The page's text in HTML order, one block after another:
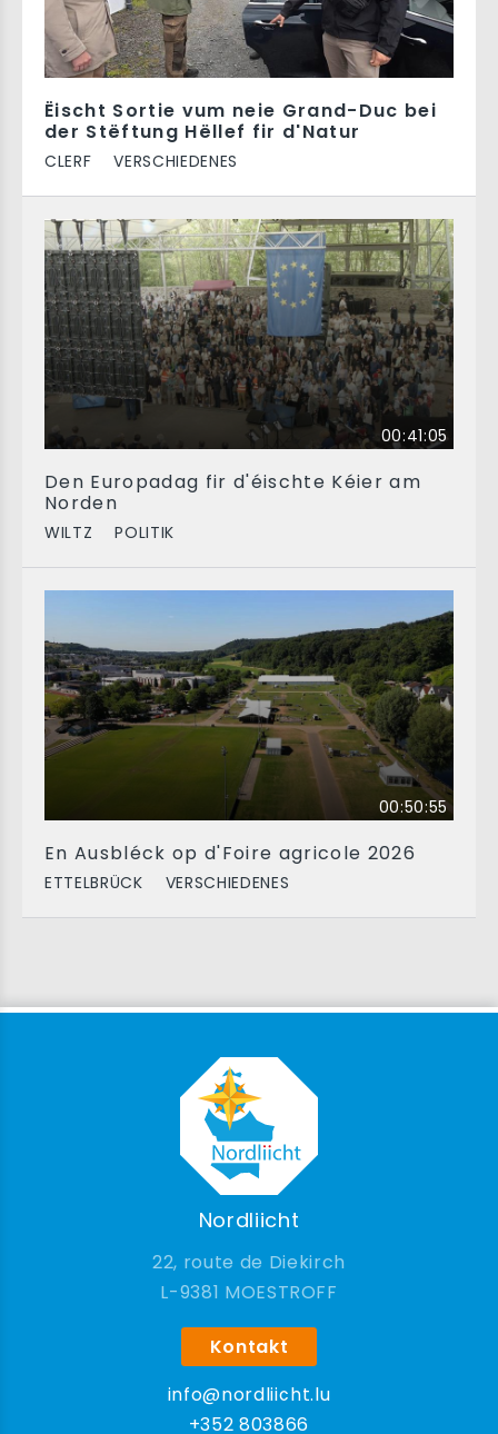
Ëischt Sortie vum neie Grand-Duc bei
der Stëftung Hëllef fir d'Natur
CLERF VERSCHIEDENES
00:41:05
Den Europadag fir d'éischte Kéier am
Norden
WILTZ POLITIK
00:50:55
En Ausbléck op d'Foire agricole 2026
ETTELBRÜCK VERSCHIEDENES
Nordliicht
22, route de Diekirch
9381 MOESTROFF
Kontakt
info@nordliicht.lu
+352 803866